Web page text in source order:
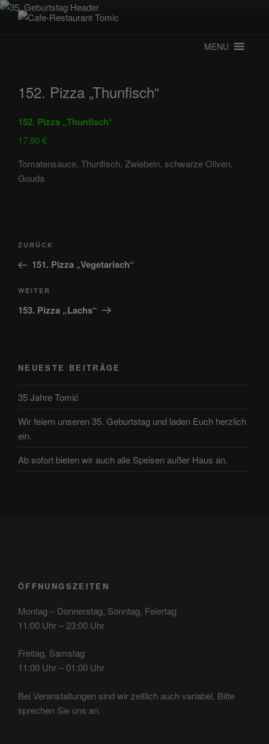
Zum
Inhalt
MENU
152. Pizza „Thunfisch“
152. Pizza „Thunfisch“
17,90 €
Tomatensauce, Thunfisch, Zwiebeln, schwarze Oliven,
Gouda
Beitragsnavigation
Vorheriger
Beitrag
ZURÜCK
151. Pizza „Vegetarisch“
Nächster
Beitrag
WEITER
153. Pizza „Lachs“
NEUESTE BEITRÄGE
35 Jahre Tomić
Wir feiern unseren 35. Geburtstag und laden Euch herzlich
ein.
Ab sofort bieten wir auch alle Speisen außer Haus an.
ÖFFNUNGSZEITEN
Montag – Donnerstag, Sonntag, Feiertag
11:00 Uhr – 23:00 Uhr
Freitag, Samstag
11:00 Uhr – 01:00 Uhr
Bei Veranstaltungen sind wir zeitlich auch variabel. Bitte
sprechen Sie uns an.